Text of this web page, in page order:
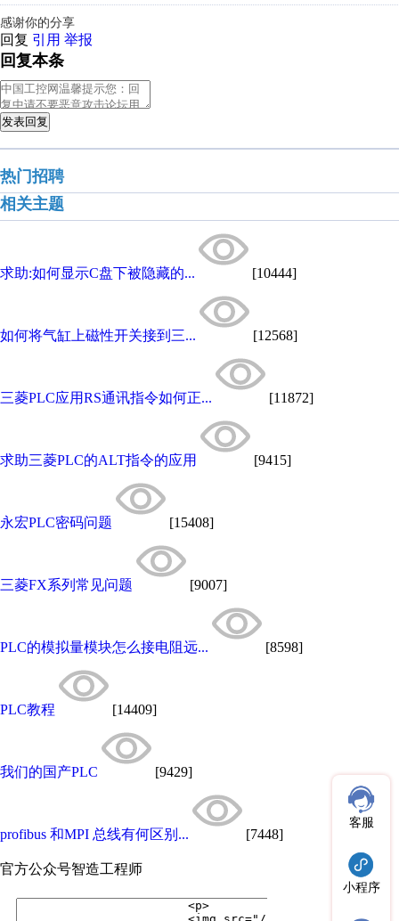
感谢你的分享
回复 引用 举报
回复本条
发表回复
热门招聘
相关主题
求助:如何显示C盘下被隐藏的... [10444]
如何将气缸上磁性开关接到三... [12568]
三菱PLC应用RS通讯指令如何正... [11872]
求助三菱PLC的ALT指令的应用 [9415]
永宏PLC密码问题 [15408]
三菱FX系列常见问题 [9007]
PLC的模拟量模块怎么接电阻远... [8598]
PLC教程 [14409]
我们的国产PLC [9429]
profibus 和MPI 总线有何区别... [7448]
官方公众号智造工程师
客服
小程序